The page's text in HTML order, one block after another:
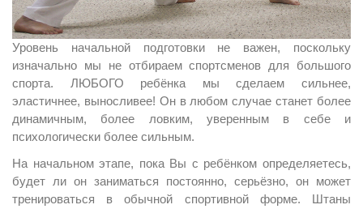
Уровень начальной подготовки не важен, поскольку
изначально мы не отбираем спортсменов для большого
спорта. ЛЮБОГО ребёнка мы сделаем сильнее,
эластичнее, выносливее! Он в любом случае станет более
динамичным, более ловким, уверенным в себе и
психологически более сильным.
На начальном этапе, пока Вы с ребёнком определяетесь,
будет ли он заниматься постоянно, серьёзно, он может
тренироваться в обычной спортивной форме. Штаны